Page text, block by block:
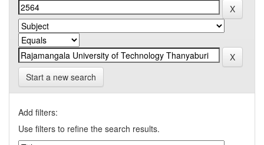
Start a new search
Add filters:
Use filters to refine the search results.